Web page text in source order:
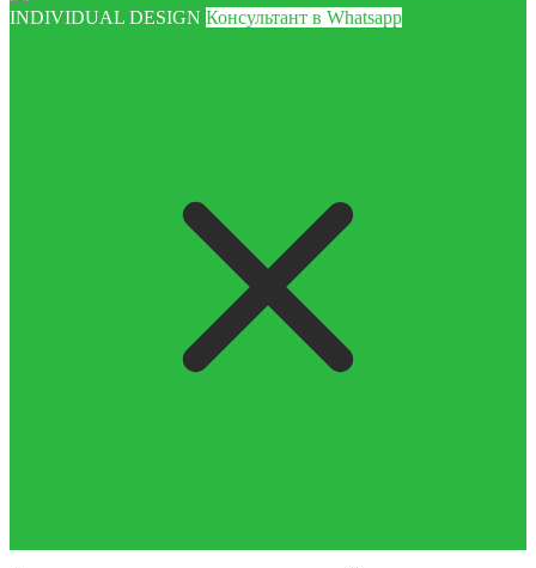
INDIVIDUAL DESIGN Консультант в Whatsapp